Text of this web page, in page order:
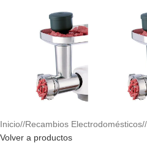
Inicio/ Recambios Electrodomésticos/
Volver a productos